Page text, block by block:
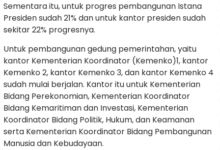
Sementara itu, untuk progres pembangunan Istana
Presiden sudah 21% dan untuk kantor presiden sudah
sekitar 22% progresnya.
Untuk pembangunan gedung pemerintahan, yaitu
kantor Kementerian Koordinator (Kemenko)1, kantor
Kemenko 2, kantor Kemenko 3, dan kantor Kemenko 4
sudah mulai berjalan. Kantor itu untuk Kementerian
Bidang Perekonomian, Kementerian Koordinator
Bidang Kemaritiman dan Investasi, Kementerian
Koordinator Bidang Politik, Hukum, dan Keamanan
serta Kementerian Koordinator Bidang Pembangunan
Manusia dan Kebudayaan.